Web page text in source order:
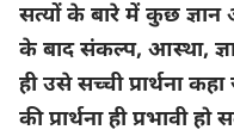
सत्यों के बारे में कुछ ज्ञान
के बाद संकल्प, आस्था,
ही उसे सच्ची प्रार्थना
की प्रार्थना ही प्रभावी